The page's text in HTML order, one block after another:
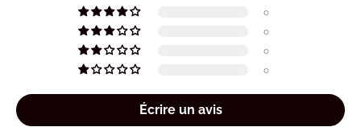
0
0
0
0
Écrire un avis